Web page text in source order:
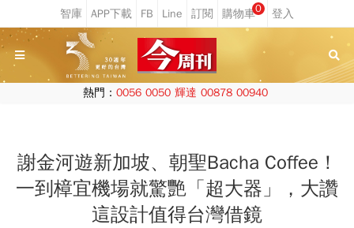
0
熱門： 0056 0050 輝達 00878 00940
謝金河遊新加坡、朝聖Bacha Coffee！
一到樟宜機場就驚艷「超大器」，大讚
這設計值得台灣借鏡